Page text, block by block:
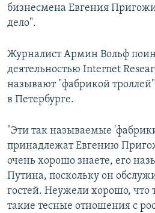
бизнесмена Евгения
дело".
Журналист Армин Вольф
деятельностью Internet
называют "фабрикой
в Петербурге.
"Эти так называемые
принадлежат Евгению
очень хорошо знаете, его
Путина, поскольку он
гостей. Неужели хорошо, что
такие тесные отношения с